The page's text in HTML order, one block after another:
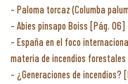
Paloma torcaz (Columba
Abies pinsapo Boiss [Pág. 06]
España en el foco
materia de incendios forestales
¿Generaciones de incendios?